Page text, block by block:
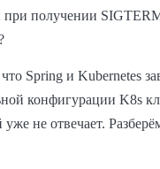
при получении
Spring и Kubernetes
конфигурации K8s
уже не отвечает.